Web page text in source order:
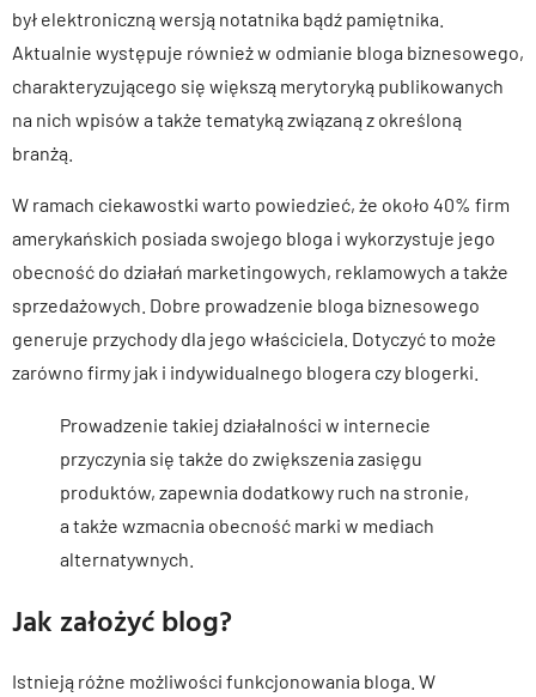
był elektroniczną wersją notatnika bądź pamiętnika.
Aktualnie występuje również w odmianie bloga biznesowego,
charakteryzującego się większą merytoryką publikowanych
na nich wpisów a także tematyką związaną z określoną
branżą.
W ramach ciekawostki warto powiedzieć, że około 40% firm
amerykańskich posiada swojego bloga i wykorzystuje jego
obecność do działań marketingowych, reklamowych a także
sprzedażowych. Dobre prowadzenie bloga biznesowego
generuje przychody dla jego właściciela. Dotyczyć to może
zarówno firmy jak i indywidualnego blogera czy blogerki.
Prowadzenie takiej działalności w internecie
przyczynia się także do zwiększenia zasięgu
produktów, zapewnia dodatkowy ruch na stronie,
a także wzmacnia obecność marki w mediach
alternatywnych.
Jak założyć blog?
Istnieją różne możliwości funkcjonowania bloga. W